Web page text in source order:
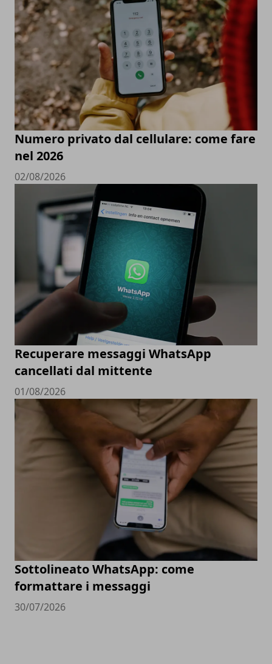
Numero privato dal cellulare: come fare
nel 2026
02/08/2026
Recuperare messaggi WhatsApp
cancellati dal mittente
01/08/2026
Sottolineato WhatsApp: come
formattare i messaggi
30/07/2026